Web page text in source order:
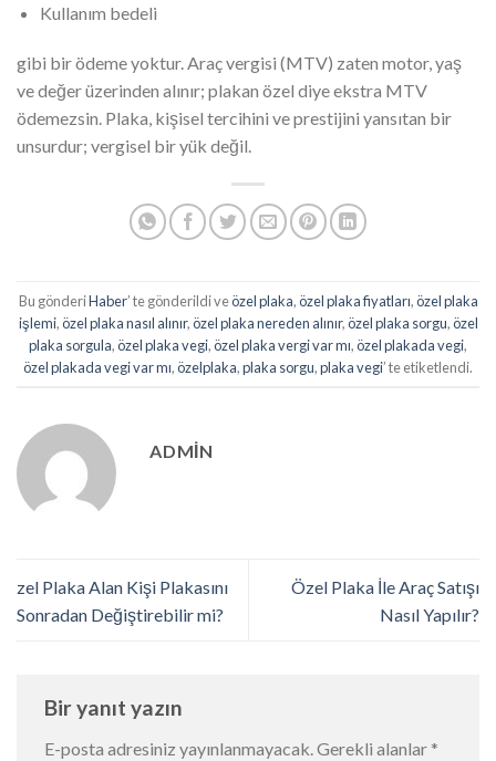
Kullanım bedeli
gibi bir ödeme yoktur. Araç vergisi (MTV) zaten motor, yaş
ve değer üzerinden alınır; plakan özel diye ekstra MTV
ödemezsin. Plaka, kişisel tercihini ve prestijini yansıtan bir
unsurdur; vergisel bir yük değil.
Bu gönderiHaber’ te gönderildi veözel plaka,özel plaka fiyatları,özel plaka
işlemi,özel plaka nasıl alınır,özel plaka nereden alınır,özel plaka sorgu,özel
plaka sorgula,özel plaka vegi,özel plaka vergi var mı,özel plakada vegi,
özel plakada vegi var mı,özelplaka,plaka sorgu,plaka vegi’ te etiketlendi.
ADMIN
zel Plaka Alan Kişi Plakasını
Sonradan Değiştirebilir mi?
Özel Plaka İle Araç Satışı
Nasıl Yapılır?
Bir yanıt yazın
E-posta adresiniz yayınlanmayacak.Gerekli alanlar *